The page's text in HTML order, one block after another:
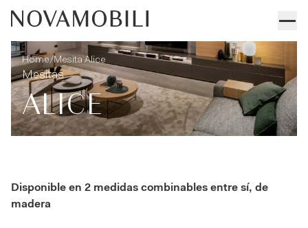
Mesita Alice
Home/Mesita Alice
Mesitas
ALICE
Disponible en 2 medidas combinables entre sí, de
madera